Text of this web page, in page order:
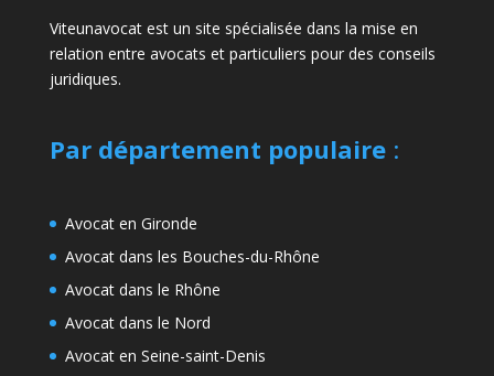
Viteunavocat est un site spécialisée dans la mise en
relation entre avocats et particuliers pour des conseils
juridiques.
Par département populaire:
Avocat en Gironde
Avocat dans les Bouches-du-Rhône
Avocat dans le Rhône
Avocat dans le Nord
Avocat en Seine-saint-Denis